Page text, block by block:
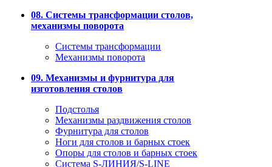
08. Системы трансформации столов,
механизмы поворота
Системы трансформации
Механизмы поворота
09. Механизмы и фурнитура для
изготовления столов
Подстолья
Механизмы раздвижения столов
Фурнитура для столов
Ноги для столов и барных стоек
Опоры для столов и барных стоек
Система S-ЛИНИЯ/S-LINE